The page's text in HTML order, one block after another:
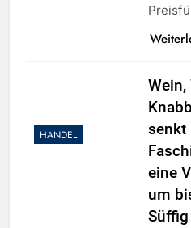
HANDEL
Wein,
senkt
eine
um